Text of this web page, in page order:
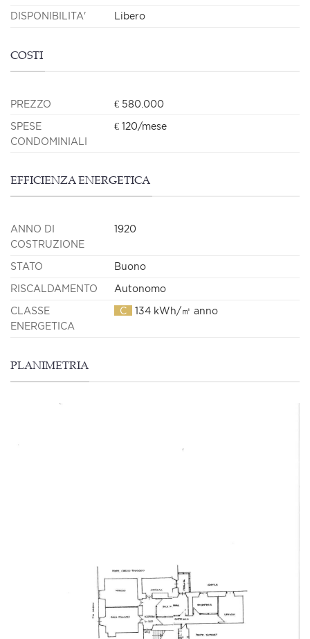
DISPONIBILITA' Libero
COSTI
PREZZO € 580.000
SPESE
CONDOMINIALI
€ 120/mese
EFFICIENZA ENERGETICA
ANNO DI
COSTRUZIONE
1920
STATO Buono
RISCALDAMENTO Autonomo
CLASSE
ENERGETICA
C 134 kWh/㎡ anno
PLANIMETRIA